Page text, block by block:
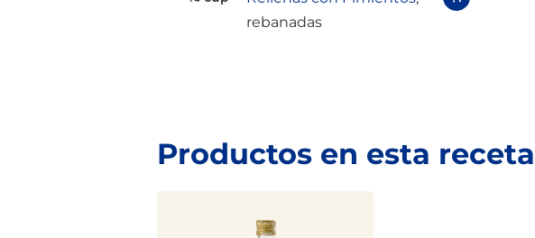
rebanadas
Productos en esta receta